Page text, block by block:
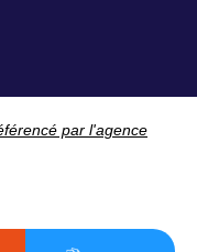
par l'agence